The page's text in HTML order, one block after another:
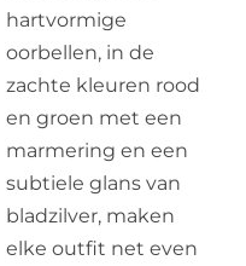
hartvormige
oorbellen, in de
zachte kleuren rood
en groen met een
marmering en een
subtiele glans van
bladzilver, maken
elke outfit net even